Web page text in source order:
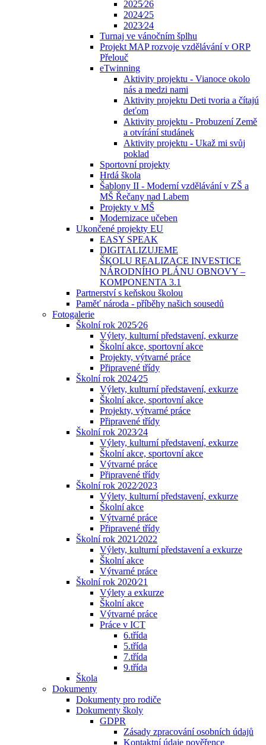
2025⁄26
2024⁄25
2023⁄24
Turnaj ve vánočním šplhu
Projekt MAP rozvoje vzdělávání v ORP
Přelouč
eTwinning
Aktivity projektu - Vianoce okolo
nás a medzi nami
Aktivity projektu Deti tvoria a čítajú
deťom
Aktivity projektu - Probuzení Země
a otvírání studánek
Aktivity projektu - Ukaž mi svůj
poklad
Sportovní projekty
Hrdá škola
Šablony II - Moderní vzdělávání v ZŠ a
MŠ Řečany nad Labem
Projekty v MŠ
Modernizace učeben
Ukončené projekty EU
EASY SPEAK
DIGITALIZUJEME
ŠKOLU REALIZACE INVESTICE
NÁRODNÍHO PLÁNU OBNOVY –
KOMPONENTA 3.1
Partnerství s keňskou školou
Paměť národa - příběhy našich sousedů
Fotogalerie
Školní rok 2025⁄26
Výlety, kulturní představení, exkurze
Školní akce, sportovní akce
Projekty, výtvarné práce
Připravené třídy
Školní rok 2024⁄25
Výlety, kulturní představení, exkurze
Školní akce, sportovní akce
Projekty, výtvarné práce
Připravené třídy
Školní rok 2023⁄24
Výlety, kulturní představení, exkurze
Školní akce, sportovní akce
Výtvarné práce
Připravené třídy
Školní rok 2022⁄2023
Výlety, kulturní představení, exkurze
Školní akce
Výtvarné práce
Připravené třídy
Školní rok 2021⁄2022
Výlety, kulturní představení a exkurze
Školní akce
Výtvarné práce
Školní rok 2020⁄21
Výlety a exkurze
Školní akce
Výtvarné práce
Práce v ICT
6.třída
5.třída
7.třída
9.třída
Škola
Dokumenty
Dokumenty pro rodiče
Dokumenty školy
GDPR
Zásady zpracování osobních údajů
Kontaktní údaje pověřence